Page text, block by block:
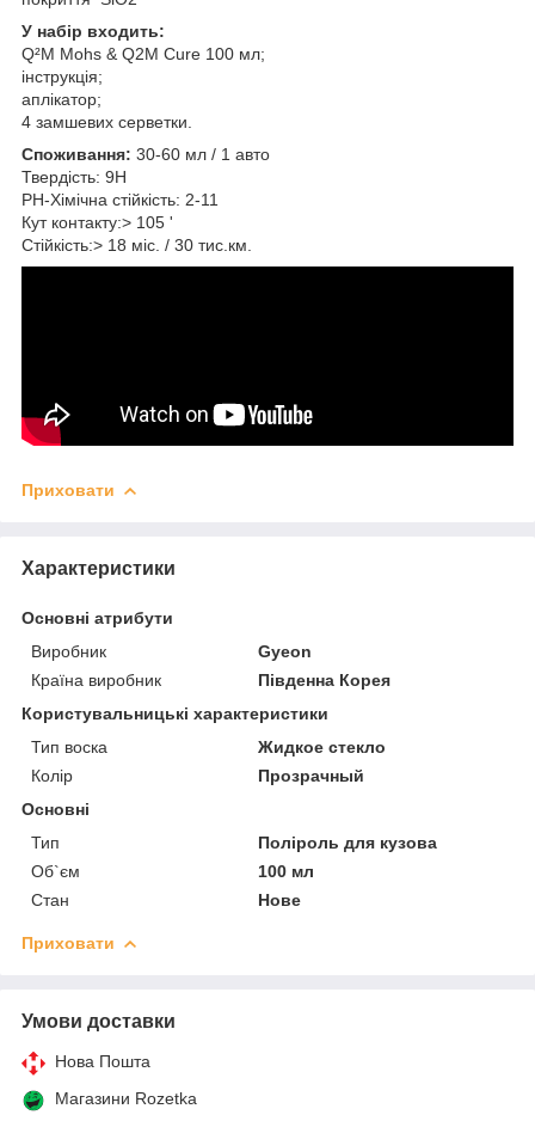
У набір входить:
Q²M Mohs & Q2M Cure 100 мл;
інструкція;
аплікатор;
4 замшевих серветки.
Споживання: 30-60 мл / 1 авто
Твердість: 9Н
РН-Хімічна стійкість: 2-11
Кут контакту:> 105 '
Стійкість:> 18 міс. / 30 тис.км.
Приховати
Характеристики
Основні атрибути
Виробник
Gyeon
Країна виробник
Південна Корея
Користувальницькі характеристики
Тип воска
Жидкое стекло
Колір
Прозрачный
Основні
Тип
Поліроль для кузова
Об`єм
100 мл
Стан
Нове
Приховати
Умови доставки
Нова Пошта
Магазини Rozetka